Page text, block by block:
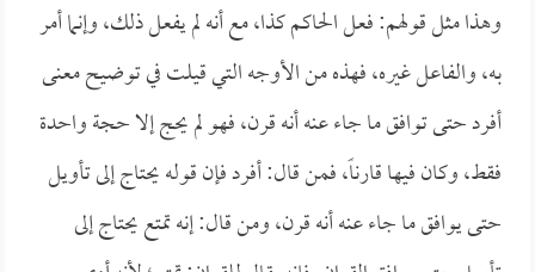
وهذا مثل قولهم: فعل الحاكم كذا، مع أنه لم يفعل ذلك، وإنما أمر
به، والفاعل غيره، فهذه من الأوجه التي قيلت في توضيح معنى
أفرد حتى توافق ما جاء عنه أنه قرن، فهو لم يحج إلا حجة واحدة
فقط، وكان فيها قارناً، فمن قال: أفرد فإن قوله يحتاج إلى تأويل
حتى يوافق ما جاء عنه أنه قرن، ومن قال: إنه تمتع يحتاج إلى